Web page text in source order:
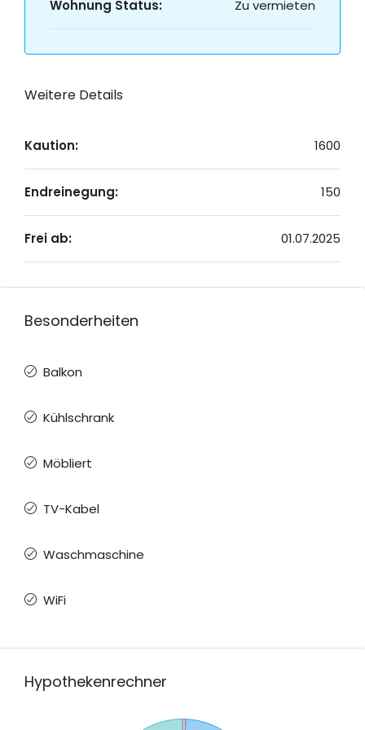
Wohnung Status: Zu vermieten
Weitere Details
Kaution: 1600
Endreinegung: 150
Frei ab: 01.07.2025
Besonderheiten
Balkon
Kühlschrank
Möbliert
TV-Kabel
Waschmaschine
WiFi
Hypothekenrechner